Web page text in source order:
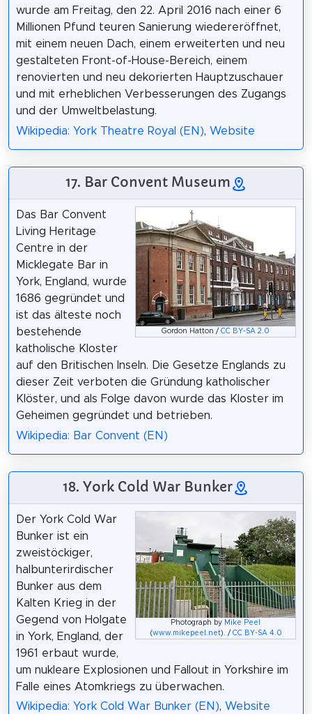
wurde am Freitag, den 22. April 2016 nach einer 6
Millionen Pfund teuren Sanierung wiedereröffnet,
mit einem neuen Dach, einem erweiterten und neu
gestalteten Front-of-House-Bereich, einem
renovierten und neu dekorierten Hauptzuschauer
und mit erheblichen Verbesserungen des Zugangs
und der Umweltbelastung.
Wikipedia: York Theatre Royal (EN), Website
17. Bar Convent Museum
Gordon Hatton /CC BY-SA 2.0
Das Bar Convent
Living Heritage
Centre in der
Micklegate Bar in
York, England, wurde
1686 gegründet und
ist das älteste noch
bestehende
katholische Kloster
auf den Britischen Inseln. Die Gesetze Englands zu
dieser Zeit verboten die Gründung katholischer
Klöster, und als Folge davon wurde das Kloster im
Geheimen gegründet und betrieben.
Wikipedia: Bar Convent (EN)
18. York Cold War Bunker
Photograph by Mike Peel
(www.mikepeel.net). / CC BY-SA 4.0
Der York Cold War
Bunker ist ein
zweistöckiger,
halbunterirdischer
Bunker aus dem
Kalten Krieg in der
Gegend von Holgate
in York, England, der
1961 erbaut wurde,
um nukleare Explosionen und Fallout in Yorkshire im
Falle eines Atomkriegs zu überwachen.
Wikipedia: York Cold War Bunker (EN), Website